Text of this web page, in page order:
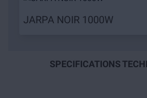
JARPA NOIR 1000W
SPECIFICATIONS